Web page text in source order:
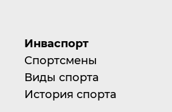
Инваспорт
Спортсмены
Виды спорта
История спорта